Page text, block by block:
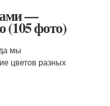
—
(105 фото)
мы
цветов разных